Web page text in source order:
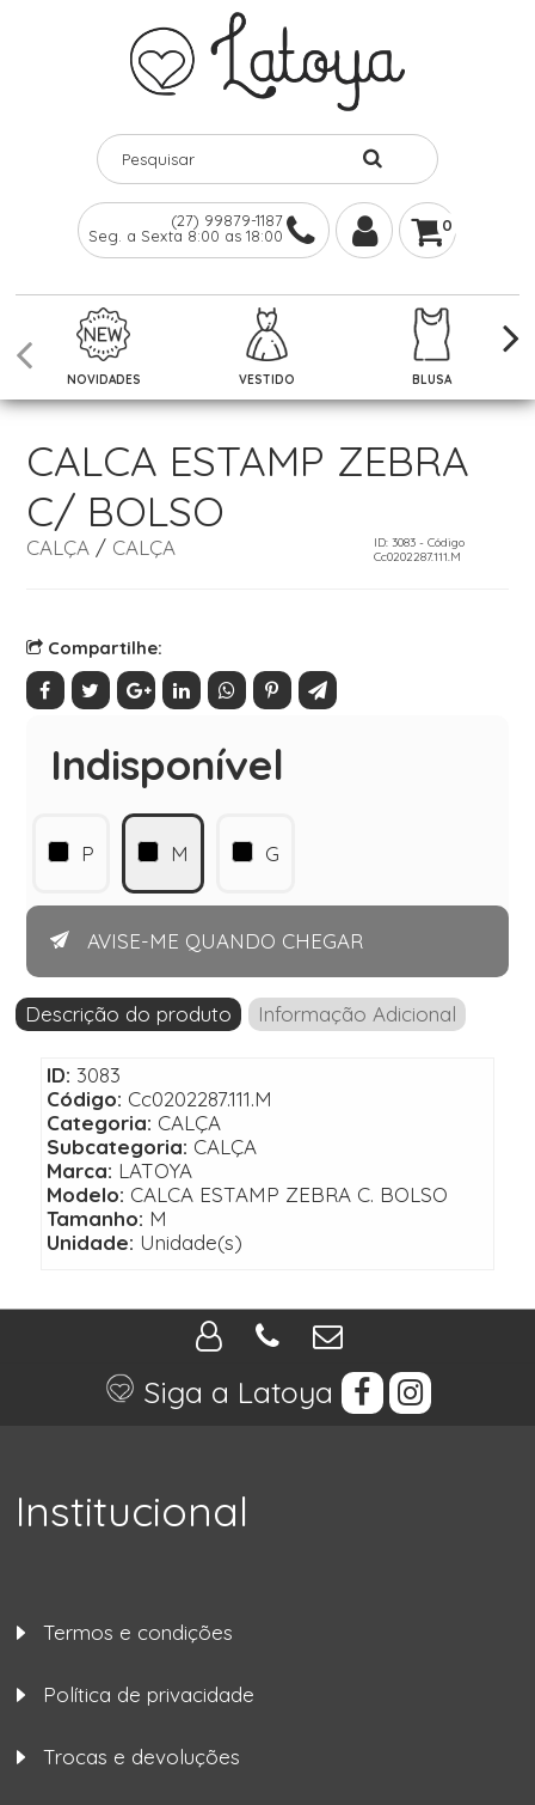
(27) 99879-1187
Seg. a Sexta 8:00 as 18:00
0
NOVIDADES VESTIDO BLUSA
CALCA ESTAMP ZEBRA
C/ BOLSO
CALÇA/ CALÇA
ID: 3083 - Código
Cc0202287.111.M
Compartilhe:
Indisponível
P M G
AVISE-ME QUANDO CHEGAR
Descrição do produto Informação Adicional
ID: 3083
Código: Cc0202287.111.M
Categoria: CALÇA
Subcategoria: CALÇA
Marca: LATOYA
Modelo: CALCA ESTAMP ZEBRA C. BOLSO
Tamanho: M
Unidade: Unidade(s)
Siga a Latoya
Institucional
Termos e condições
Política de privacidade
Trocas e devoluções